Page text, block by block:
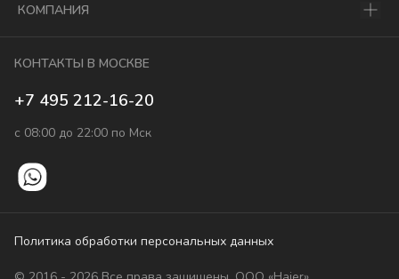
КОМПАНИЯ
КОНТАКТЫ В МОСКВЕ
+7 495 212-16-20
с 08:00 до 22:00 по Мск
Политика обработки персональных данных